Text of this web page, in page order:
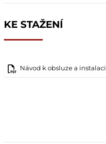
KE STAŽENÍ
Návod k obsluze a instalaci